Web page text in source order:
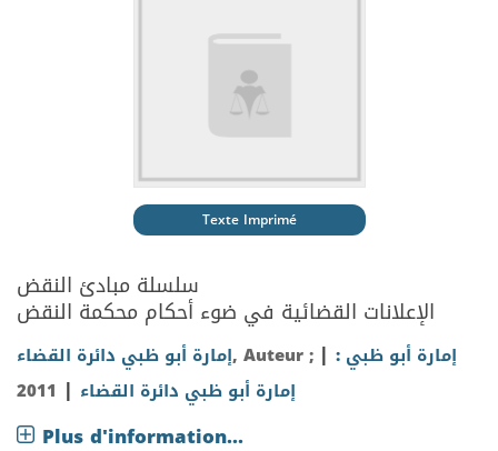
Texte Imprimé
سلسلة مبادئ النقض
الإعلانات القضائية في ضوء أحكام محكمة النقض
إمارة أبو ظبي دائرة القضاء, Auteur ; | إمارة أبو ظبي :
إمارة أبو ظبي دائرة القضاء |
2011
Plus d'information...